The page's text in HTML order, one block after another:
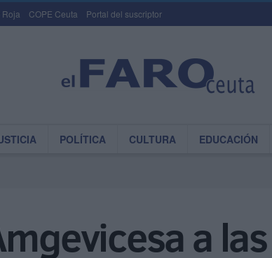
Roja COPE Ceuta Portal del suscriptor
POLÍTICA CULTURA EDUCACIÓN
a